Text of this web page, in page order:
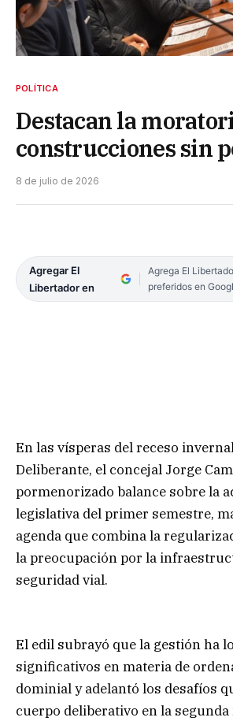
POLÍTICA
Destacan la
construcciones sin
8 de julio de 2026
Agregar El
Libertador en
Agrega El
preferidos en
En las vísperas del receso
Deliberante, el concejal Jorge
pormenorizado balance sobre la
legislativa del primer semestre,
agenda que combina la
la preocupación por la
seguridad vial.
El edil subrayó que la gestión ha
significativos en materia de
dominial y adelantó los desafíos
cuerpo deliberativo en la segunda